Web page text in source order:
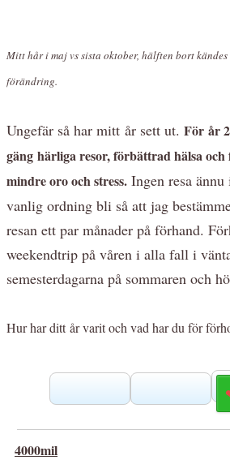
Mitt hår i maj vs sista oktober, hälften bort
förändring.
Ungefär så har mitt år sett ut. För år
gäng härliga resor, förbättrad hälsa
mindre oro och stress. Ingen resa
vanlig ordning bli så att jag
resan ett par månader på förhand.
weekendtrip på våren i alla fall i
semesterdagarna på sommaren och
Hur har ditt år varit och vad har du för
4000mil